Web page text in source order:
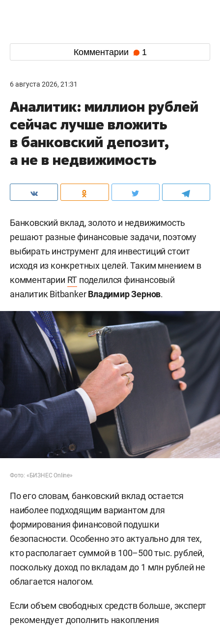
Комментарии 1
6 августа 2026, 21:31
Аналитик: миллион рублей
сейчас лучше вложить
в банковский депозит,
а не в недвижимость
Банковский вклад, золото и недвижимость
решают разные финансовые задачи, поэтому
выбирать инструмент для инвестиций стоит
исходя из конкретных целей. Таким мнением в
комментарии RT поделился финансовый
аналитик BitbankerВладимир Зернов.
Фото: «БИЗНЕС Online»
По его словам, банковский вклад остается
наиболее подходящим вариантом для
формирования финансовой подушки
безопасности. Особенно это актуально для тех,
кто располагает суммой в 100–500 тыс. рублей,
поскольку доход по вкладам до 1 млн рублей не
облагается налогом.
Если объем свободных средств больше, эксперт
рекомендует дополнить накопления